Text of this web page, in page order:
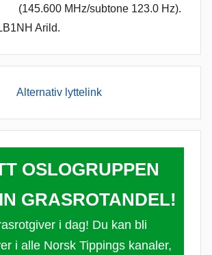
(145.600 MHz/subtone 123.0 Hz).
Arild.
Alternativ lyttelink
OSLOGRUPPEN
GRASROTANDEL!
i dag! Du kan bli
i alle Norsk Tippings kanaler,